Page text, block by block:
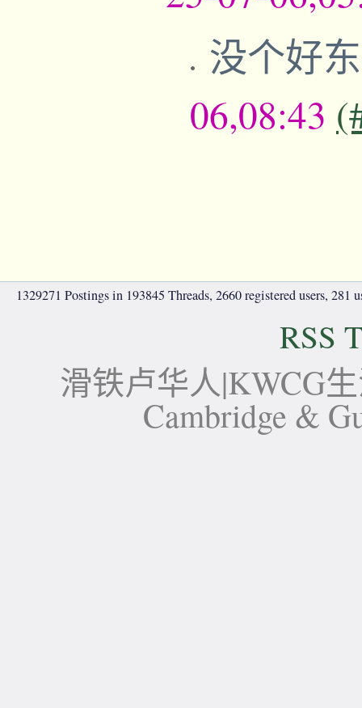
没个好
06,08:43
1329271 Postings in 193845 Threads, 2660 registered users, 281
RSS
滑铁卢华人|KWCG
Cambridge &